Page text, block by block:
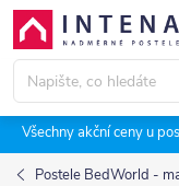
Přejít
obsah
Všechny akční ceny u
Postele BedWorld -